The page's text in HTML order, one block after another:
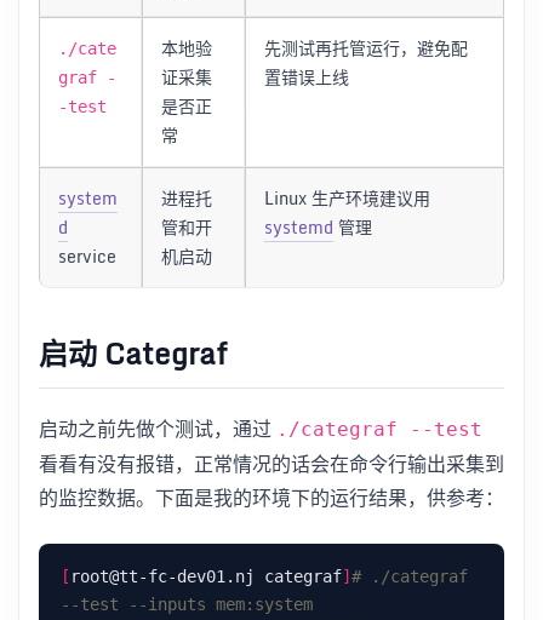
./cate
graf -
-test
本地验
证采集
是否正
常
先测试再托管运行，避免配
置错误上线
system
d
service
进程托
管和开
机启动
Linux 生产环境建议用
systemd 管理
启动 Categraf
启动之前先做个测试，通过 ./categraf --test
看看有没有报错，正常情况的话会在命令行输出采集到
的监控数据。下面是我的环境下的运行结果，供参考：
[ root@tt-fc-dev01.nj categraf] # ./categraf
--test --inputs mem:system